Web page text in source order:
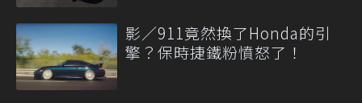
影／911竟然換了Honda的引
擎？保時捷鐵粉憤怒了！